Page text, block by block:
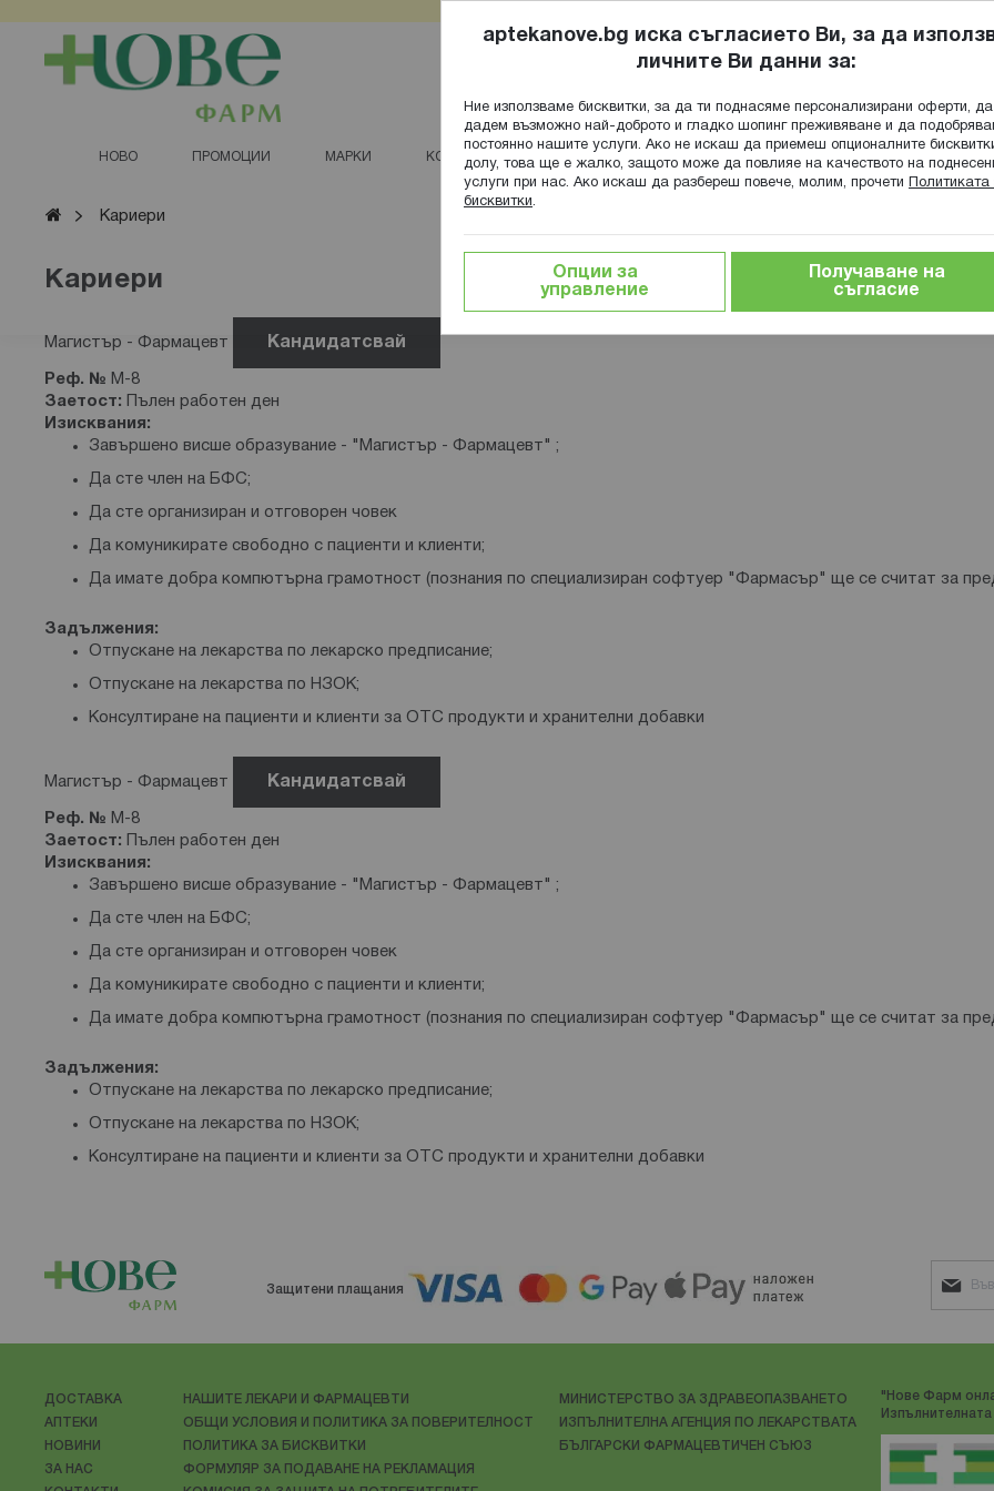
Прескачане
съдържанието
Търсене
ПОПИТАЙ
НОВО ПРОМОЦИИ МАРКИ КОЗМЕТИКА ГРИЖА ЗА МАЙКАТА И ДЕТЕТО ХРАНИТЕЛНИ ДОБАВКИ
НачалоКариери
Кариери
Магистър - Фармацевт Кандидатсвай
Реф. № М-8
Заетост: Пълен работен ден
Изисквания:
Завършено висше образувание - "Магистър - Фармацевт" ;
Да сте член на БФС;
Да сте организиран и отговорен човек
Да комуникирате свободно с пациенти и клиенти;
Да имате добра компютърна грамотност (познания по специализиран софтуер "Фармасър" ще се считат за
Задължения:
Отпускане на лекарства по лекарско предписание;
Отпускане на лекарства по НЗОК;
Консултиране на пациенти и клиенти за ОТС продукти и хранителни добавки
Магистър - Фармацевт Кандидатсвай
Реф. № М-8
Заетост: Пълен работен ден
Изисквания:
Завършено висше образувание - "Магистър - Фармацевт" ;
Да сте член на БФС;
Да сте организиран и отговорен човек
Да комуникирате свободно с пациенти и клиенти;
Да имате добра компютърна грамотност (познания по специализиран софтуер "Фармасър" ще се считат за
Задължения:
Отпускане на лекарства по лекарско предписание;
Отпускане на лекарства по НЗОК;
Консултиране на пациенти и клиенти за ОТС продукти и хранителни добавки
Защитени плащания
ДОСТАВКА
АПТЕКИ
НОВИНИ
ЗА НАС
НАШИТЕ ЛЕКАРИ И ФАРМАЦЕВТИ
ОБЩИ УСЛОВИЯ И ПОЛИТИКА ЗА ПОВЕРИТЕЛНОСТ
ПОЛИТИКА ЗА БИСКВИТКИ
ФОРМУЛЯР ЗА ПОДАВАНЕ НА РЕКЛАМАЦИЯ
МИНИСТЕРСТВО ЗА ЗДРАВЕОПАЗВАНЕТО
ИЗПЪЛНИТЕЛНА АГЕНЦИЯ ПО ЛЕКАРСТВАТА
БЪЛГАРСКИ ФАРМАЦЕВТИЧЕН СЪЮЗ
"Нове Фарм
aptekanove.bg иска съгласието Ви, за да
личните Ви данни за:
Ние използваме бисквитки, за да ти поднасяме персонализирани оферти, да
дадем възможно най-доброто и гладко шопинг преживяване и да
постоянно нашите услуги. Ако не искаш да приемеш опционалните
долу, това ще е жалко, защото може да повлияе на качеството на
услуги при нас. Ако искаш да разбереш повече, молим, прочети
Политиката
бисквитки.
Опции за
управление
Получаване на
съгласие